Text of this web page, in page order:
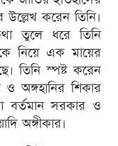
করেন তিনি।
তুলে ধরে তিনি
নিয়ে এক মায়ের
তিনি স্পষ্ট করেন
ও অঙ্গহানির শিকার
বর্তমান সরকার ও
অঙ্গীকার।